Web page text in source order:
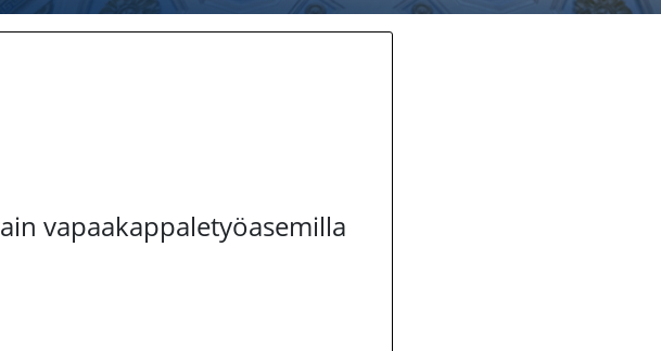
vapaakappaletyöasemilla